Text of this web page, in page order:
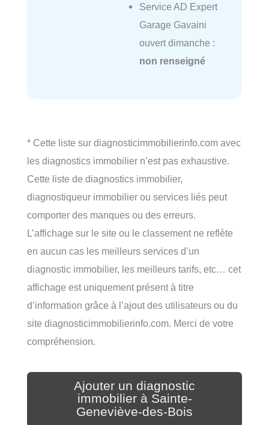
Service AD Expert
Garage Gavaini
ouvert dimanche :
non renseigné
* Cette liste sur diagnosticimmobilierinfo.com avec
les diagnostics immobilier n’est pas exhaustive.
Cette liste de diagnostics immobilier,
diagnostiqueur immobilier ou services liés peut
comporter des manques ou des erreurs.
L’affichage sur le site ou le classement ne reflète
en aucun cas les meilleurs services d’un
diagnostic immobilier, les meilleurs tarifs, etc… cet
affichage est uniquement présent à titre
d’information grâce à l’ajout des utilisateurs ou du
site diagnosticimmobilierinfo.com. Merci de votre
compréhension.
Ajouter un diagnostic
immobilier à Sainte-
Geneviève-des-Bois